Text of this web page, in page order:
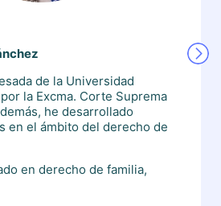
de la Universidad
la Excma. Corte Suprema
he desarrollado
en el ámbito del derecho de
en derecho de familia,